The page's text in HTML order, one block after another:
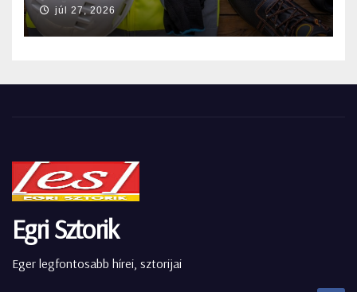
júl 27, 2026
Egri Sztorik
Eger legfontosabb hírei, sztorijai